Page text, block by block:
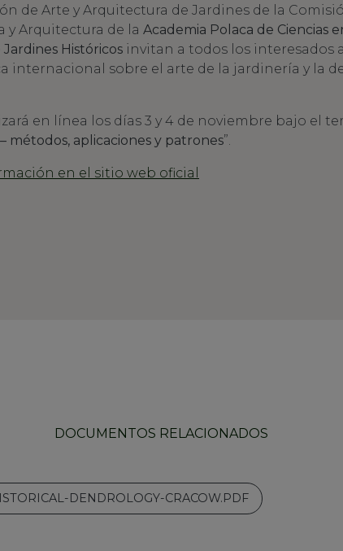
de Arte y Arquitectura de Jardines de la
y Arquitectura de la Academia Polaca de Ciencias
Históricos invitan a todos los interesados
internacional sobre el arte de la jardinería y la
en línea los días 3 y 4 de noviembre bajo el
métodos, aplicaciones y patrones”.
en el sitio web oficial
DOCUMENTOS RELACIONADOS
DENDROLOGY-CRACOW.PDF